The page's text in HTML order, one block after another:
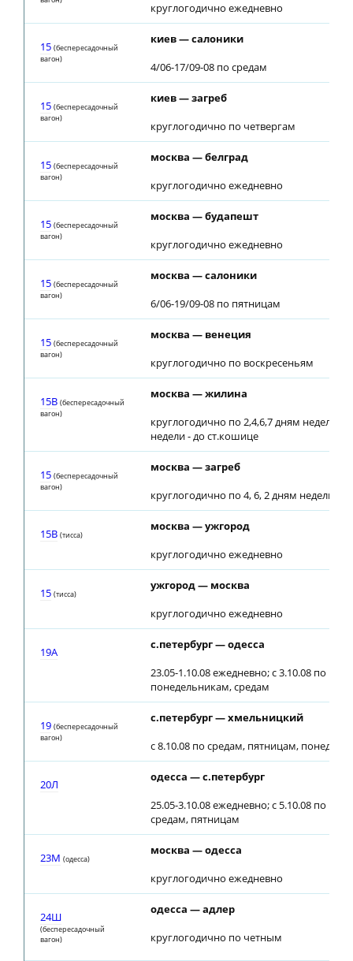
круглогодично ежедневно
15 (беспересадочный
вагон)
киев — салоники
4/06-17/09-08 по средам
15 (беспересадочный
вагон)
киев — загреб
круглогодично по четвергам
15 (беспересадочный
вагон)
москва — белград
круглогодично ежедневно
15 (беспересадочный
вагон)
москва — будапешт
круглогодично ежедневно
15 (беспересадочный
вагон)
москва — салоники
6/06-19/09-08 по пятницам
15 (беспересадочный
вагон)
москва — венеция
круглогодично по воскресеньям
15В (беспересадочный
вагон)
москва — жилина
круглогодично по 2,4,6,7 дням недели;
недели - до ст.кошице
15 (беспересадочный
вагон)
москва — загреб
круглогодично по 4, 6, 2 дням недели
15В (тиcca)
москва — ужгород
круглогодично ежедневно
15 (тиcca)
ужгород — москва
круглогодично ежедневно
19A
с.петербург — одесса
23.05-1.10.08 ежедневно; с 3.10.08 по
понедельникам, средам
19 (беспересадочный
вагон)
с.петербург — хмельницкий
с 8.10.08 по средам, пятницам,
20Л
одесса — с.петербург
25.05-3.10.08 ежедневно; с 5.10.08 по
средам, пятницам
23М (одесса)
москва — одесса
круглогодично ежедневно
24Ш
(беспересадочный
вагон)
одесса — адлер
круглогодично по четным